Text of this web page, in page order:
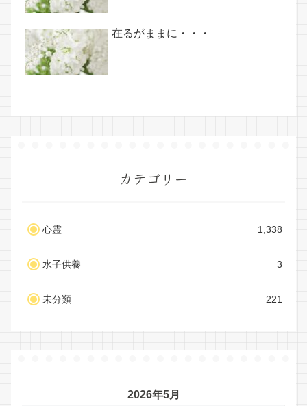
在るがままに・・・
カテゴリー
心霊 1,338
水子供養 3
未分類 221
2026年5月